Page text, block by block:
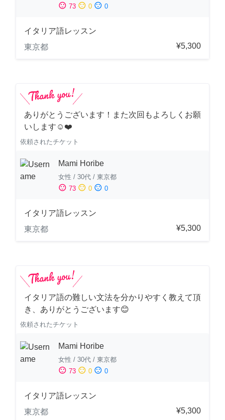
sentiment_satisfied 73 sentiment_neutral 0 sentiment_dissatisfied 0
イタリア語レッスン
東京都
¥5,300
ありがとうございます！また次回もよろしくお願
いします☺️❤️
依頼されたチケット
Mami Horibe
女性 / 30代 / 東京都
sentiment_satisfied 73 sentiment_neutral 0 sentiment_dissatisfied 0
イタリア語レッスン
東京都
¥5,300
イタリア語の難しい文法を分かりやすく教えて頂
き、ありがとうございます😊
依頼されたチケット
Mami Horibe
女性 / 30代 / 東京都
sentiment_satisfied 73 sentiment_neutral 0 sentiment_dissatisfied 0
イタリア語レッスン
東京都
¥5,300